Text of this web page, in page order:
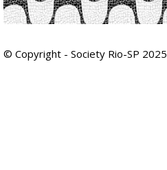
© Copyright - Society Rio-SP 2025